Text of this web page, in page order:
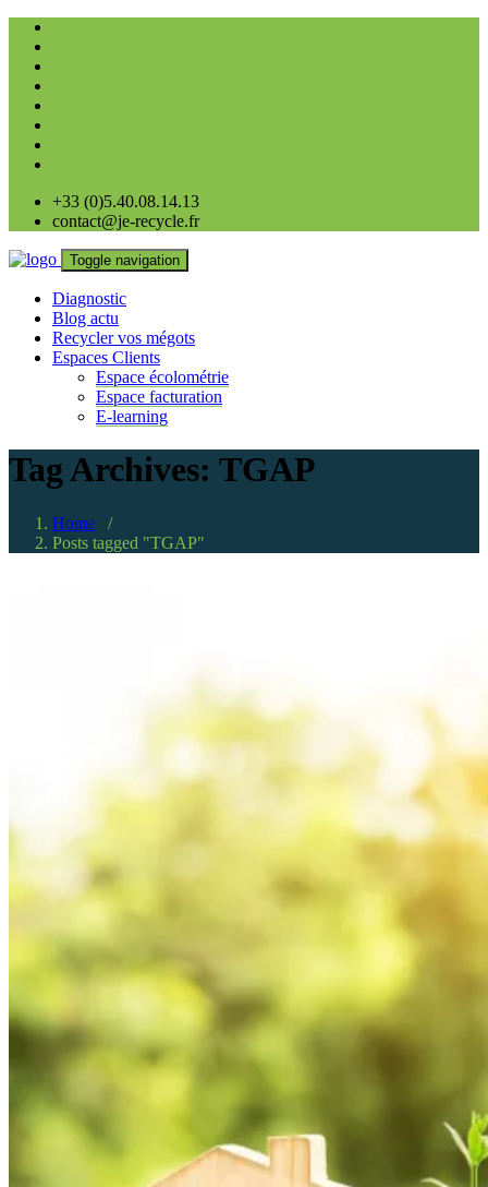
+33 (0)5.40.08.14.13
contact@je-recycle.fr
Toggle navigation
Diagnostic
Blog actu
Recycler vos mégots
Espaces Clients
Espace écolométrie
Espace facturation
E-learning
Tag Archives: TGAP
Home /
Posts tagged "TGAP"